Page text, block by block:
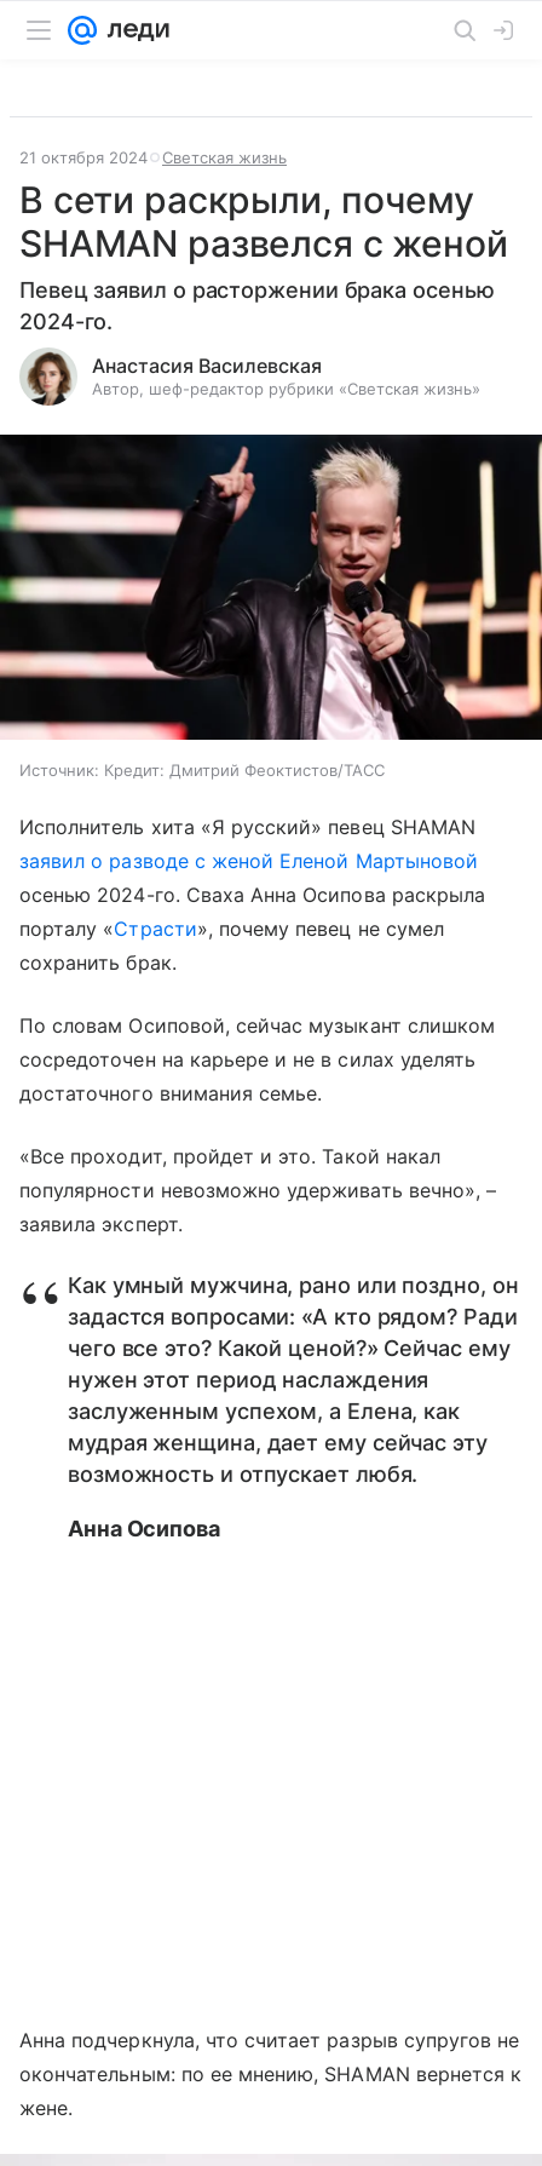
21 октября 2024 Светская жизнь
В сети раскрыли, почему
SHAMAN развелся с женой
Певец заявил о расторжении брака осенью
2024-го.
Анастасия Василевская
Автор, шеф-редактор рубрики «Светская жизнь»
Источник: Кредит: Дмитрий Феоктистов/ТАСС
Исполнитель хита «Я русский» певец SHAMAN
заявил о разводе с женой Еленой Мартыновой
осенью 2024-го. Сваха Анна Осипова раскрыла
порталу «Страсти», почему певец не сумел
сохранить брак.
По словам Осиповой, сейчас музыкант слишком
сосредоточен на карьере и не в силах уделять
достаточного внимания семье.
«Все проходит, пройдет и это. Такой накал
популярности невозможно удерживать вечно», –
заявила эксперт.
Как умный мужчина, рано или поздно, он
задастся вопросами: «А кто рядом? Ради
чего все это? Какой ценой?» Сейчас ему
нужен этот период наслаждения
заслуженным успехом, а Елена, как
мудрая женщина, дает ему сейчас эту
возможность и отпускает любя.
Анна Осипова
Анна подчеркнула, что считает разрыв супругов не
окончательным: по ее мнению, SHAMAN вернется к
жене.